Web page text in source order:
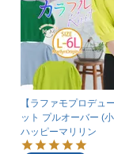
【ラファモプロデュ
ット プルオーバー (
ハッピーマリリン